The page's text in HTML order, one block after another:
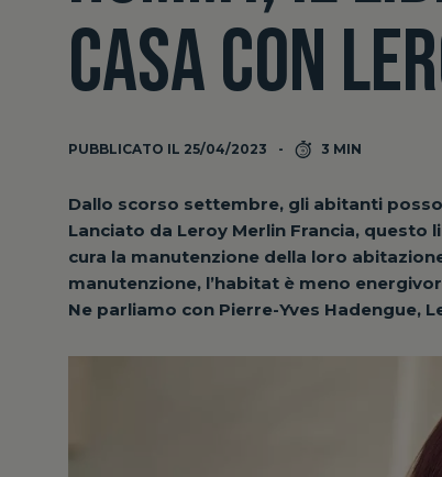
CASA CON
PUBBLICATO IL 25/04/2023 3 MIN
Dallo scorso settembre, gli abitanti
Lanciato da Leroy Merlin Francia,
cura la manutenzione della loro
manutenzione, l’habitat è meno
Ne parliamo con Pierre-Yves Hadengue,